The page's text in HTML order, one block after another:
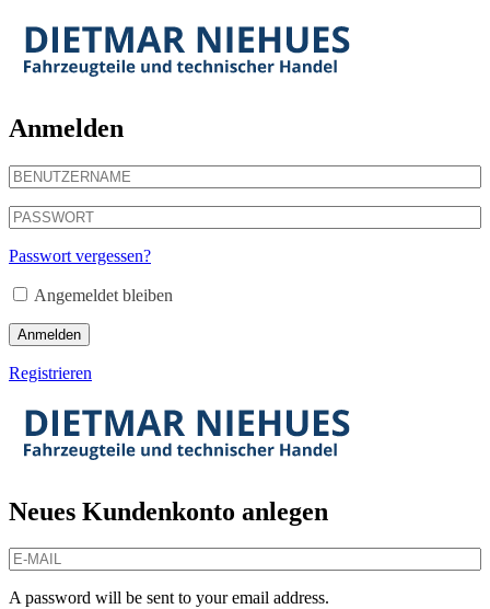
Anmelden
Passwort vergessen?
Angemeldet bleiben
Anmelden
Registrieren
Neues Kundenkonto anlegen
A password will be sent to your email address.